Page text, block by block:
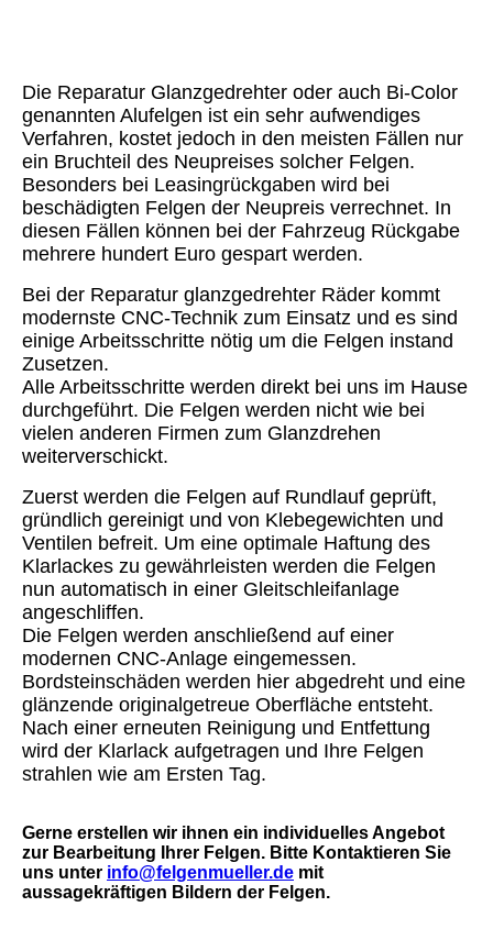
Die Reparatur Glanzgedrehter oder auch Bi-Color
genannten Alufelgen ist ein sehr aufwendiges
Verfahren, kostet jedoch in den meisten Fällen nur
ein Bruchteil des Neupreises solcher Felgen.
Besonders bei Leasingrückgaben wird bei
beschädigten Felgen der Neupreis verrechnet. In
diesen Fällen können bei der Fahrzeug Rückgabe
mehrere hundert Euro gespart werden.
Bei der Reparatur glanzgedrehter Räder kommt
modernste CNC-Technik zum Einsatz und es sind
einige Arbeitsschritte nötig um die Felgen instand
Zusetzen.
Alle Arbeitsschritte werden direkt bei uns im Hause
durchgeführt. Die Felgen werden nicht wie bei
vielen anderen Firmen zum Glanzdrehen
weiterverschickt.
Zuerst werden die Felgen auf Rundlauf geprüft,
gründlich gereinigt und von Klebegewichten und
Ventilen befreit. Um eine optimale Haftung des
Klarlackes zu gewährleisten werden die Felgen
nun automatisch in einer Gleitschleifanlage
angeschliffen.
Die Felgen werden anschließend auf einer
modernen CNC-Anlage eingemessen.
Bordsteinschäden werden hier abgedreht und eine
glänzende originalgetreue Oberfläche entsteht.
Nach einer erneuten Reinigung und Entfettung
wird der Klarlack aufgetragen und Ihre Felgen
strahlen wie am Ersten Tag.
Gerne erstellen wir ihnen ein individuelles Angebot
zur Bearbeitung Ihrer Felgen. Bitte Kontaktieren Sie
uns unter info@felgenmueller.de mit
aussagekräftigen Bildern der Felgen.